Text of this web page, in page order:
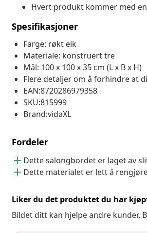
Hvert produkt kommer med
Spesifikasjoner
Farge: røkt eik
Materiale: konstruert tre
Mål: 100 x 100 x 35 cm (L x B x H)
Flere detaljer om å forhindre at
EAN:8720286979358
SKU:815999
Brand:vidaXL
Fordeler
Dette salongbordet er laget av
Dette materialet er lett å
Liker du det produktet du har
Bildet ditt kan hjelpe andre kunder.